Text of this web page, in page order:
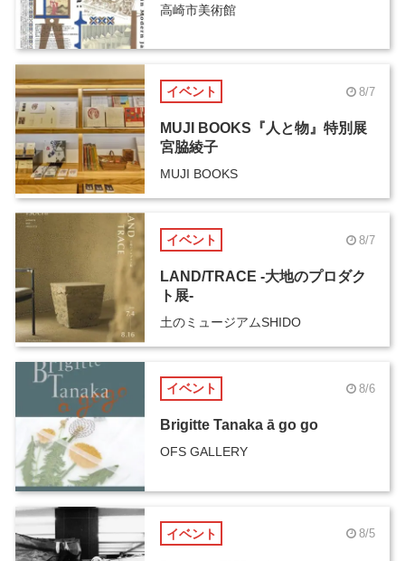
高崎市美術館
イベント 8/7
MUJI BOOKS『人と物』特別展
宮脇綾子
MUJI BOOKS
イベント 8/7
LAND/TRACE -大地のプロダク
ト展-
土のミュージアムSHIDO
イベント 8/6
Brigitte Tanaka ā go go
OFS GALLERY
イベント 8/5